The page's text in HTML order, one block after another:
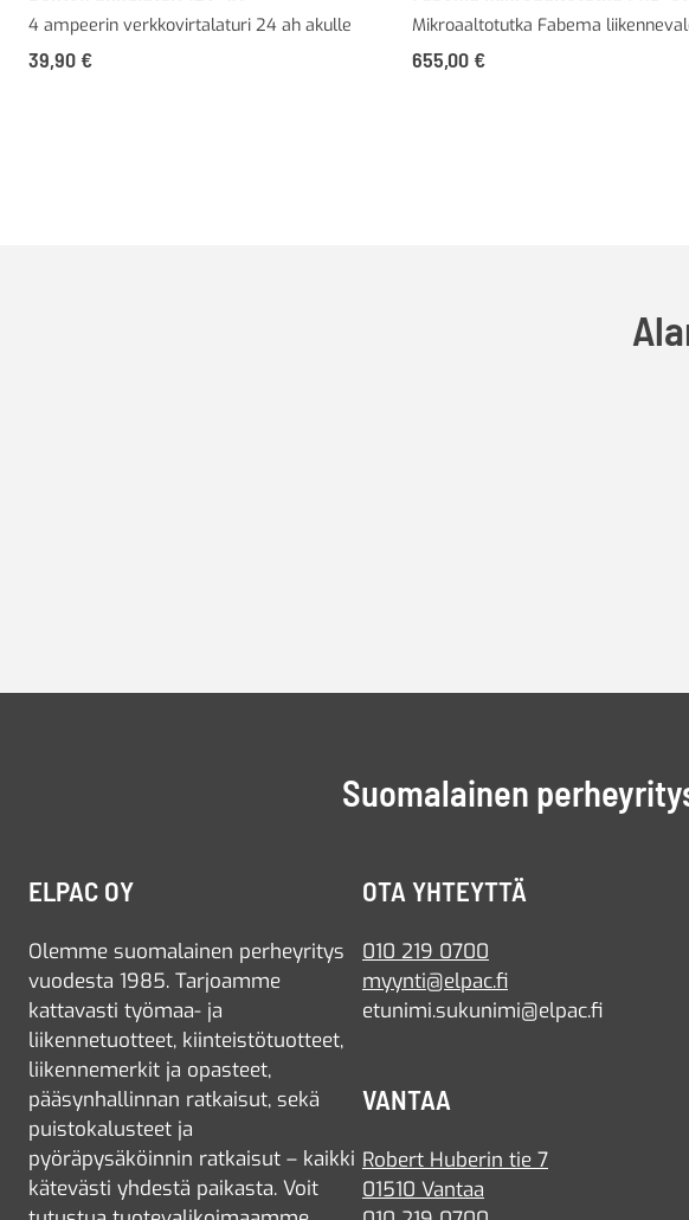
4 ampeerin verkkovirtalaturi 24 ah akulle
39,90 €
Mikroaaltotutka Fabema
655,00 €
Suomalainen
ELPAC OY
Olemme suomalainen perheyritys
vuodesta 1985. Tarjoamme
kattavasti työmaa- ja
liikennetuotteet, kiinteistötuotteet,
liikennemerkit ja opasteet,
pääsynhallinnan ratkaisut, sekä
puistokalusteet ja
pyöräpysäköinnin ratkaisut – kaikki
kätevästi yhdestä paikasta. Voit
OTA YHTEYTTÄ
010 219 0700
myynti@elpac.fi
etunimi.sukunimi@elpac.fi
VANTAA
Robert Huberin tie 7
01510 Vantaa